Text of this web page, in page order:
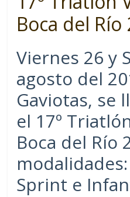
Boca del Río
Viernes 26 y
agosto del
Gaviotas, se
el 17º
Boca del Río
Sprint e